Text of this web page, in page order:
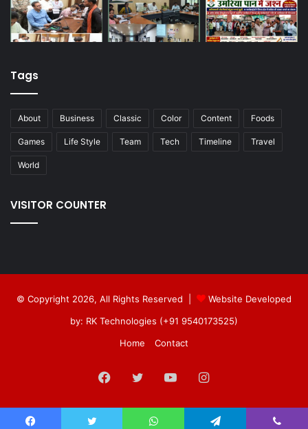
Tags
About Business Classic Color Content Foods
Games Life Style Team Tech Timeline Travel
World
VISITOR COUNTER
© Copyright 2026, All Rights Reserved |
Website Developed
by: RK Technologies (+91 9540173525)
Home
Contact
Facebook
Twitter YouTubeInstagram